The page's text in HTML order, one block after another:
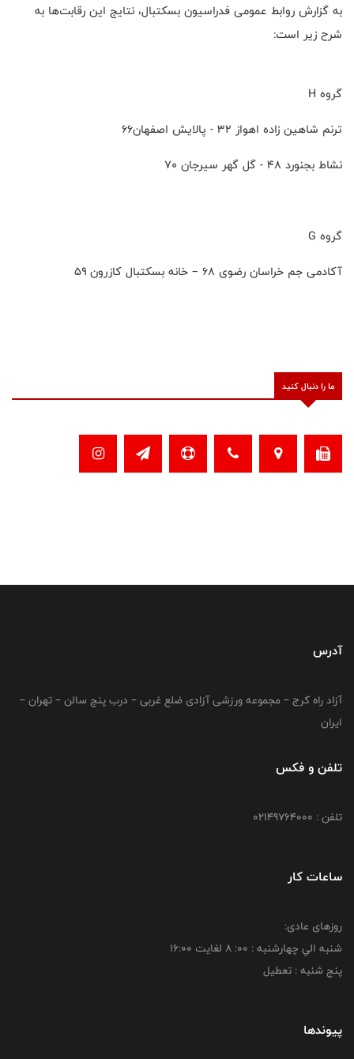
به گزارش روابط عمومی فدراسیون بسکتبال، نتایج این رقابت‌ها به
شرح زیر است:
گروه H
ترنم شاهین زاده اهواز ۳۲ - پالایش اصفهان۶۶
نشاط بجنورد ۴۸ - گل گهر سیرجان ۷۰
گروه G
آکادمی جم خراسان رضوی ۶۸ – خانه بسکتبال کازرون ۵۹
ما را دنبال کنید
آدرس
آزاد راه کرج – مجموعه ورزشی آزادی ضلع غربی – درب پنج سالن – تهران –
ایران
تلفن و فکس
تلفن : 02149764000
ساعات کار
روزهای عادی:
شنبه الي چهارشنبه : 00: 8 لغايت 16:00
پنج شنبه : تعطیل
پیوندها